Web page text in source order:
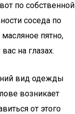
по собственной
соседа по
пятно,
на глазах.
вид одежды
возникает
от этого